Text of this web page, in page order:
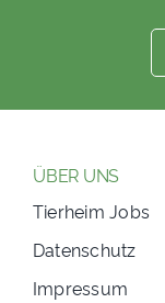
ÜBER UNS
Tierheim Jobs
Datenschutz
Impressum